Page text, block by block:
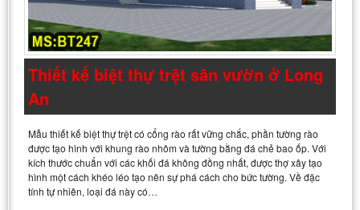
Thiết kế biệt thự trệt sân vườn ở Long
An
Mẫu thiết kế biệt thự trệt có cổng rào rất vững chắc, phần tường rào
được tạo hình với khung rào nhôm và tường bằng đá chẻ bao ốp. Với
kích thước chuẩn với các khối đá không đồng nhất, được thợ xây tạo
hình một cách khéo léo tạo nên sự phá cách cho bức tường. Về đặc
tính tự nhiên, loại đá này có…